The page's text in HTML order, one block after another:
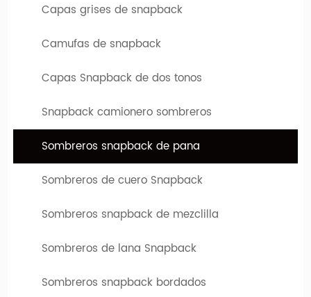
diferentes, que difieren tanto en el tipo de modelo como en
bordar en estos límites personalizados.
Ventaja y servicio de la empresa
pedido es 50-100, algunas categorías son 500
Capas grises de snapback
Camufas de snapback
Capas Snapback de dos tonos
Snapback camionero sombreros
Sombreros snapback de pana
Sombreros de cuero Snapback
Sombreros snapback de mezclilla
Sombreros de lana Snapback
Sombreros snapback bordados